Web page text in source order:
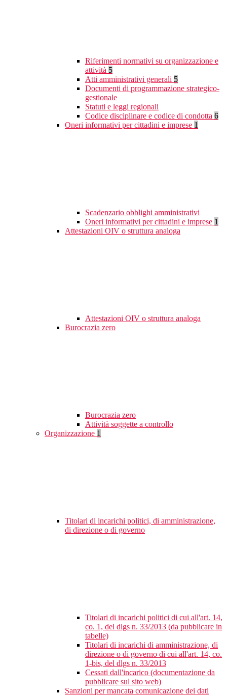
Riferimenti normativi su organizzazione e
attività 5
Atti amministrativi generali 5
Documenti di programmazione strategico-
gestionale
Statuti e leggi regionali
Codice disciplinare e codice di condotta 6
Oneri informativi per cittadini e imprese 1
Scadenzario obblighi amministrativi
Oneri informativi per cittadini e imprese 1
Attestazioni OIV o struttura analoga
Attestazioni OIV o struttura analoga
Burocrazia zero
Burocrazia zero
Attività soggette a controllo
Organizzazione 1
Titolari di incarichi politici, di amministrazione,
di direzione o di governo
Titolari di incarichi politici di cui all'art. 14,
co. 1, del dlgs n. 33/2013 (da pubblicare in
tabelle)
Titolari di incarichi di amministrazione, di
direzione o di governo di cui all'art. 14, co.
1-bis, del dlgs n. 33/2013
Cessati dall'incarico (documentazione da
pubblicare sul sito web)
Sanzioni per mancata comunicazione dei dati